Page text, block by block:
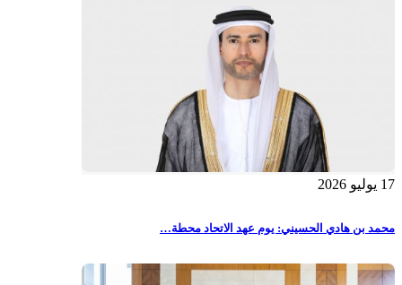
17 يوليو 2026
محمد بن هادي الحسيني: يوم عهد الاتحاد محطة…